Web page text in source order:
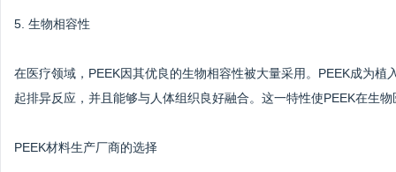
5. 生物相容性
在医疗领域，PEEK因其优良的生物相容性被大量采用。PEEK成为
起排异反应，并且能够与人体组织良好融合。这一特性使PEEK在生
PEEK材料生产厂商的选择